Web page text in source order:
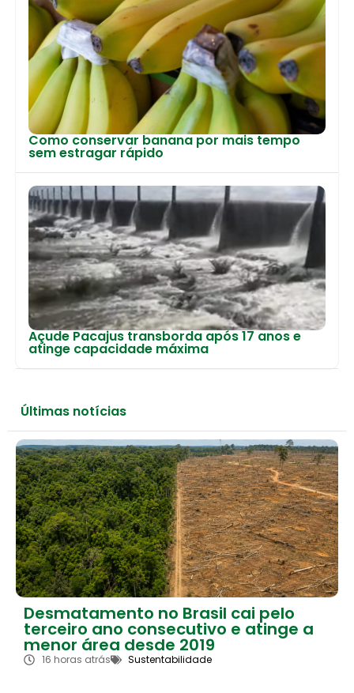
Como conservar banana por mais tempo
sem estragar rápido
Açude Pacajus transborda após 17 anos e
atinge capacidade máxima
Últimas notícias
Desmatamento no Brasil cai pelo
terceiro ano consecutivo e atinge a
menor área desde 2019
16 horas atrás Sustentabilidade